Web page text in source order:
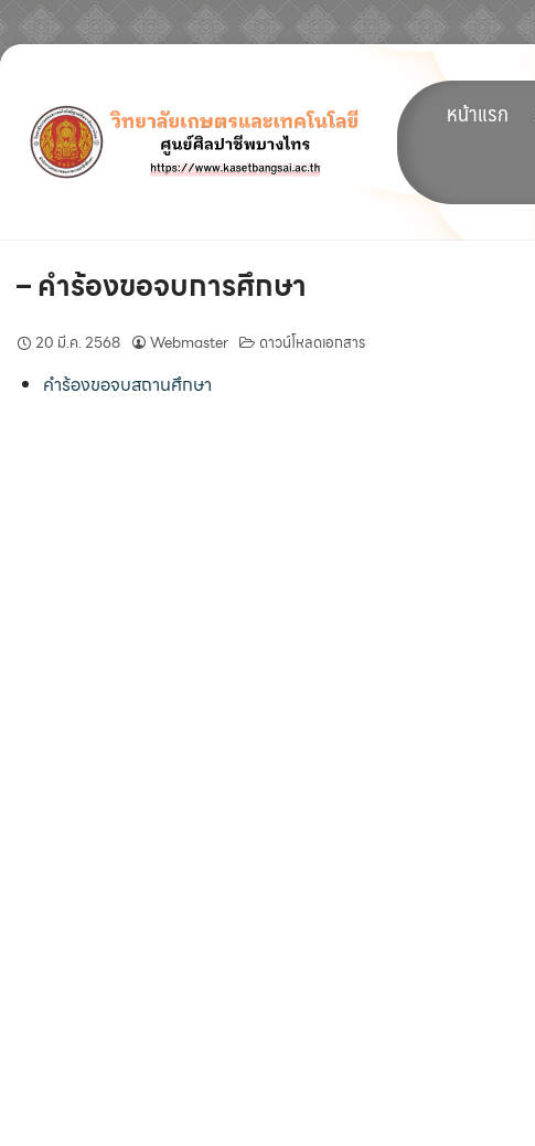
Skip
content
หน้าแรก
– คำร้องขอจบการศึกษา
20 มี.ค. 2568 Webmaster ดาวน์โหลดเอกสาร
คำร้องขอจบสถานศึกษา